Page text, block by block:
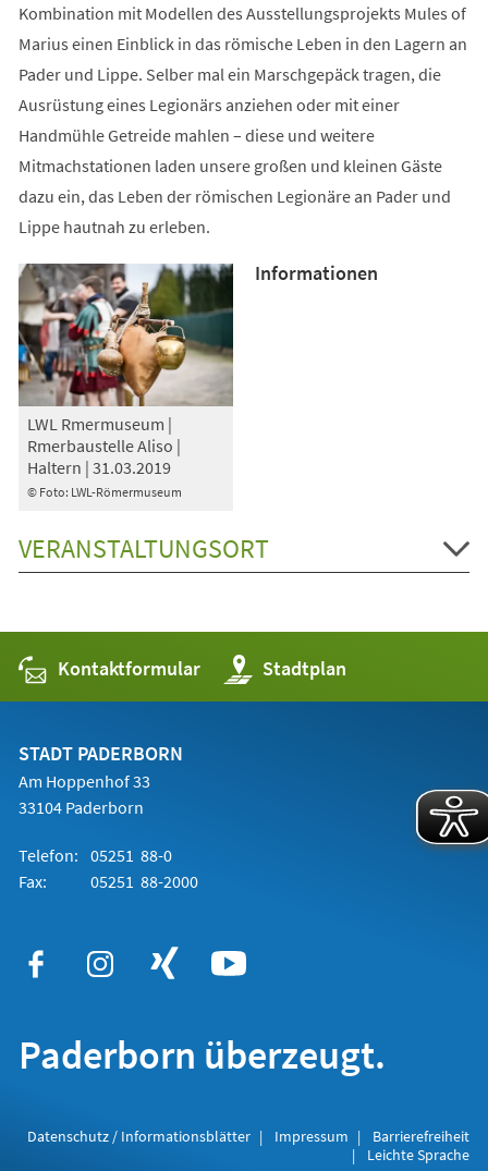
Kombination mit Modellen des Ausstellungsprojekts Mules of
Marius einen Einblick in das römische Leben in den Lagern an
Pader und Lippe. Selber mal ein Marschgepäck tragen, die
Ausrüstung eines Legionärs anziehen oder mit einer
Handmühle Getreide mahlen – diese und weitere
Mitmachstationen laden unsere großen und kleinen Gäste
dazu ein, das Leben der römischen Legionäre an Pader und
Lippe hautnah zu erleben.
© Foto: LWL-Römermuseum
LWL Rmermuseum |
Rmerbaustelle Aliso |
Haltern | 31.03.2019
Informationen
VERANSTALTUNGSORT
Kontaktformular Stadtplan
(Öffnet
in
einem
STADT PADERBORN
Am Hoppenhof 33
33104 Paderborn
Telefon: 05251 88-0
Fax:
05251 88-2000
Paderborn überzeugt.
Datenschutz / Informationsblätter Impressum
Barrierefreiheit
Leichte Sprache